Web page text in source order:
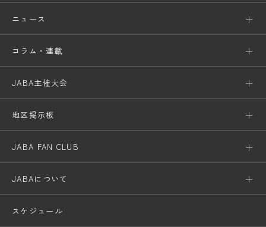
ニュース
コラム・連載
JABA主催大会
地区掲示板
JABA FAN CLUB
JABAについて
スケジュール